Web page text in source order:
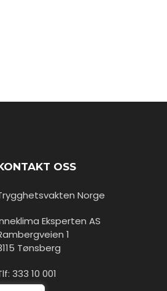
OSS
Norge
Eksperten AS
1
Tønsberg
333 10 001